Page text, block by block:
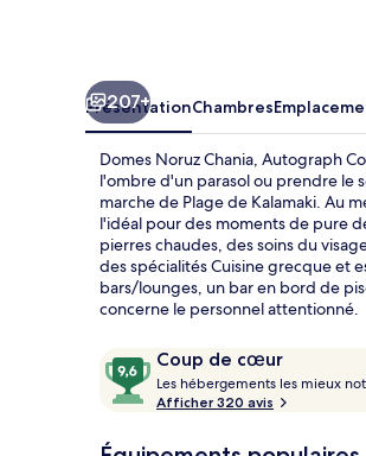
207+
PrésentationChambres
Domes Noruz Chania, Autograph
l'ombre d'un parasol ou prendre le
marche de Plage de Kalamaki. Au
l'idéal pour des moments de pure
pierres chaudes, des soins du
des spécialités Cuisine grecque et
bars/lounges, un bar en bord de
concerne le personnel attentionné.
Avis
voyageurs
Coup de cœur
9,6
sur
10,
Les hébergements les mieux
Afficher 320 avis